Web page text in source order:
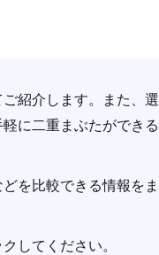
紹介します。また、選
に二重まぶたができる
を比較できる情報をま
してください。